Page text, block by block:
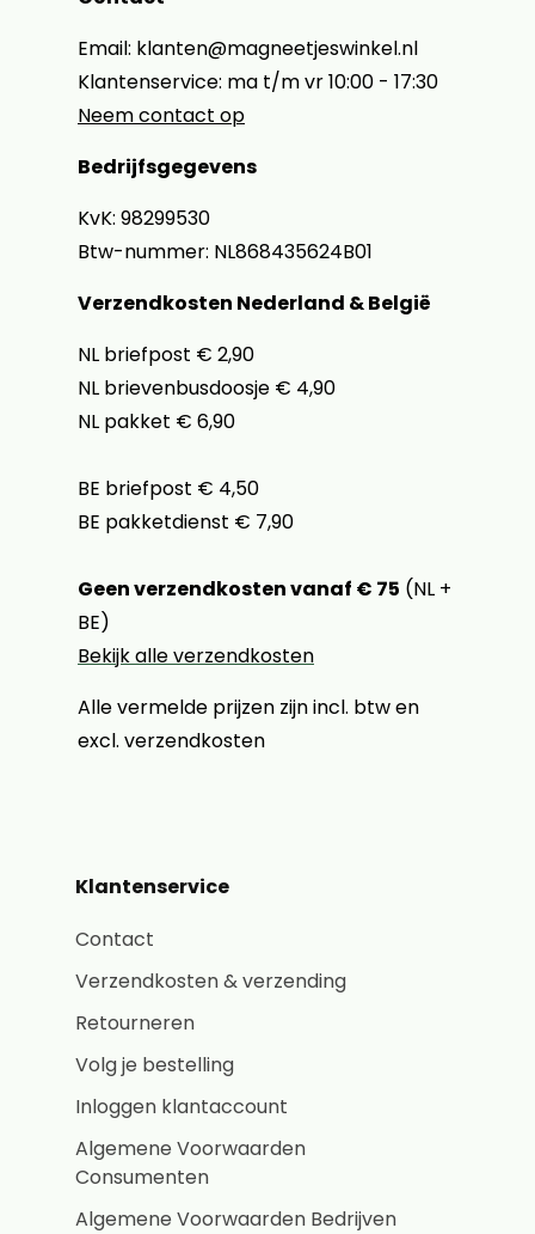
Email: klanten@magneetjeswinkel.nl
Klantenservice: ma t/m vr 10:00 - 17:30
Neem contact op
Bedrijfsgegevens
KvK: 98299530
Btw-nummer: NL868435624B01
Verzendkosten Nederland & België
NL briefpost € 2,90
NL brievenbusdoosje € 4,90
NL pakket € 6,90
BE briefpost € 4,50
BE pakketdienst € 7,90
Geen verzendkosten vanaf € 75 (NL +
BE)
Bekijk alle verzendkosten
Alle vermelde prijzen zijn incl. btw en
excl. verzendkosten
Klantenservice
Contact
Verzendkosten & verzending
Retourneren
Volg je bestelling
Inloggen klantaccount
Algemene Voorwaarden
Consumenten
Algemene Voorwaarden Bedrijven